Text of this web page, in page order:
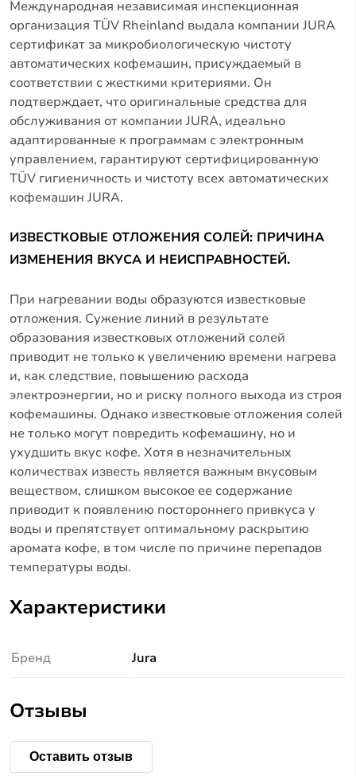
Международная независимая инспекционная
организация TÜV Rheinland выдала компании JURA
сертификат за микробиологическую чистоту
автоматических кофемашин, присуждаемый в
соответствии с жесткими критериями. Он
подтверждает, что оригинальные средства для
обслуживания от компании JURA, идеально
адаптированные к программам с электронным
управлением, гарантируют сертифицированную
TÜV гигиеничность и чистоту всех автоматических
кофемашин JURA.
ИЗВЕСТКОВЫЕ ОТЛОЖЕНИЯ СОЛЕЙ: ПРИЧИНА
ИЗМЕНЕНИЯ ВКУСА И НЕИСПРАВНОСТЕЙ.
При нагревании воды образуются известковые
отложения. Сужение линий в результате
образования известковых отложений солей
приводит не только к увеличению времени нагрева
и, как следствие, повышению расхода
электроэнергии, но и риску полного выхода из строя
кофемашины. Однако известковые отложения солей
не только могут повредить кофемашину, но и
ухудшить вкус кофе. Хотя в незначительных
количествах известь является важным вкусовым
веществом, слишком высокое ее содержание
приводит к появлению постороннего привкуса у
воды и препятствует оптимальному раскрытию
аромата кофе, в том числе по причине перепадов
температуры воды.
Характеристики
Бренд Jura
Отзывы
Оставить отзыв